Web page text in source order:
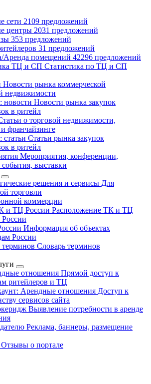
сети 2109 предложений
центры 2031 предложений
353 предложений
31 предложений
Аренда помещений 42296 предложений
ТЦ и СП Статистика по ТЦ и СП
Новости рынка коммерческой
недвижимости
новости Новости рынка закупок
в ритейл
о торговой недвижимости,
франчайзинге
статьи Статьи рынка закупок
в ритейл
Мероприятия, конференции,
события, выставки
решения и сервисы Для
торговли
коммерции
и ТЦ России Расположение ТК и ТЦ
России
Информация об объектах
России
терминов Словарь терминов
отношения Прямой доступ к
ритейлеров и ТЦ
Арендные отношения Доступ к
сервисов сайта
Выявление потребности в аренде
Реклама, баннеры, размещение
Отзывы о портале